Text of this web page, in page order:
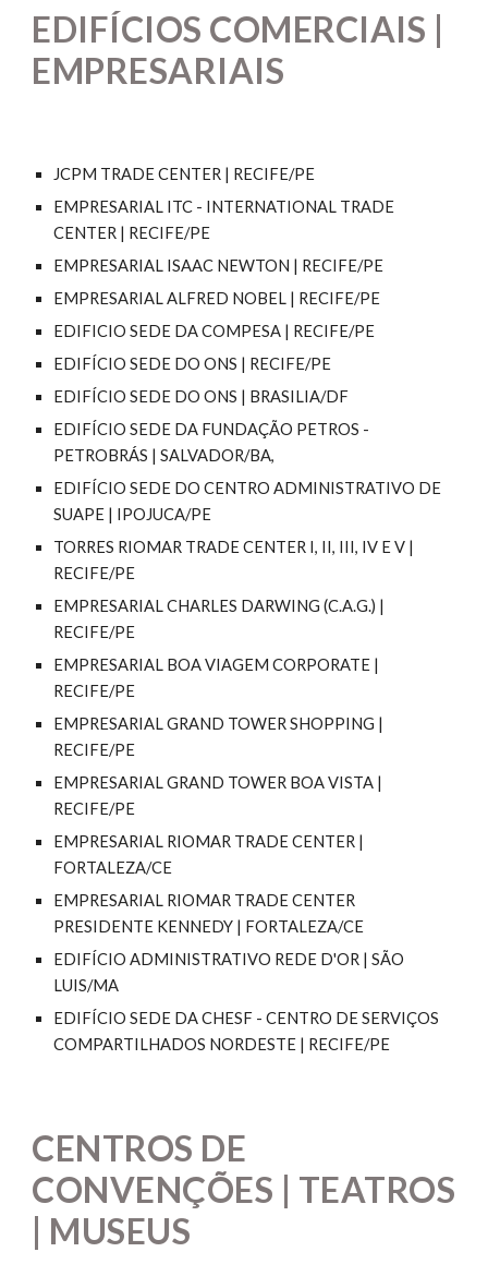
EDIFÍCIOS COMERCIAIS |
EMPRESARIAIS
JCPM TRADE CENTER | RECIFE/PE
EMPRESARIAL ITC - INTERNATIONAL TRADE
CENTER | RECIFE/PE
EMPRESARIAL ISAAC NEWTON | RECIFE/PE
EMPRESARIAL ALFRED NOBEL | RECIFE/PE
EDIFICIO SEDE DA COMPESA | RECIFE/PE
EDIFÍCIO SEDE DO ONS | RECIFE/PE
EDIFÍCIO SEDE DO ONS | BRASILIA/DF
EDIFÍCIO SEDE DA FUNDAÇÃO PETROS -
PETROBRÁS | SALVADOR/BA,
EDIFÍCIO SEDE DO CENTRO ADMINISTRATIVO DE
SUAPE | IPOJUCA/PE
TORRES RIOMAR TRADE CENTER I, II, III, IV E V |
RECIFE/PE
EMPRESARIAL CHARLES DARWING (C.A.G.) |
RECIFE/PE
EMPRESARIAL BOA VIAGEM CORPORATE |
RECIFE/PE
EMPRESARIAL GRAND TOWER SHOPPING |
RECIFE/PE
EMPRESARIAL GRAND TOWER BOA VISTA |
RECIFE/PE
EMPRESARIAL RIOMAR TRADE CENTER |
FORTALEZA/CE
EMPRESARIAL RIOMAR TRADE CENTER
PRESIDENTE KENNEDY | FORTALEZA/CE
EDIFÍCIO ADMINISTRATIVO REDE D'OR | SÃO
LUIS/MA
EDIFÍCIO SEDE DA CHESF - CENTRO DE SERVIÇOS
COMPARTILHADOS NORDESTE | RECIFE/PE
CENTROS DE
CONVENÇÕES | TEATROS
| MUSEUS